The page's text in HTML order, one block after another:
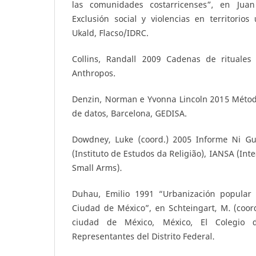
las comunidades costarricenses”, en
Exclusión social y violencias en territorios
Ukald, Flacso/IDRC.
Collins, Randall 2009 Cadenas de
Anthropos.
Denzin, Norman e Yvonna Lincoln 2015
de datos, Barcelona, GEDISA.
Dowdney, Luke (coord.) 2005 Informe Ni
(Instituto de Estudos da Religião), IANSA
Small Arms).
Duhau, Emilio 1991 “Urbanización
Ciudad de México”, en Schteingart, M.
ciudad de México, México, El Colegio
Representantes del Distrito Federal.